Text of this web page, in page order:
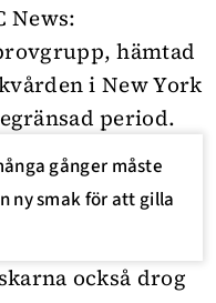
News:
hämtad
i New York
period.
gånger måste
ny smak för att gilla
också drog